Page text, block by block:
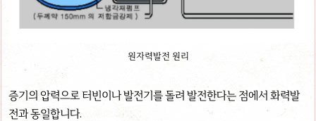
원자력발전 원리
증기의 압력으로 터빈이나 발전기를 돌려 발전한다는 점에서 화력발
전과 동일합니다.